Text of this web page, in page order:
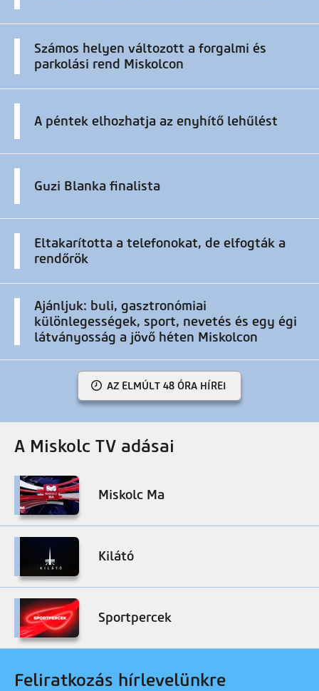
Számos helyen változott a forgalmi és
parkolási rend Miskolcon
A péntek elhozhatja az enyhítő lehűlést
Guzi Blanka finalista
Eltakarította a telefonokat, de elfogták a
rendőrök
Ajánljuk: buli, gasztronómiai
különlegességek, sport, nevetés és egy égi
látványosság a jövő héten Miskolcon
AZ ELMÚLT 48 ÓRA HÍREI
A Miskolc TV adásai
Miskolc Ma
Kilátó
Sportpercek
Feliratkozás hírlevelünkre